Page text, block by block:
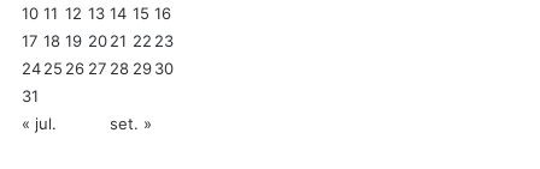
10 11 12 13 14 15 16
17 18 19 2021 22 23
2425 26 27 28 2930
31
« jul.
set. »